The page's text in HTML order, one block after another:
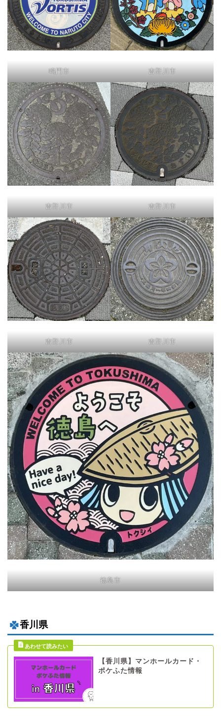
鳴門市 吉野川市
吉野川市 吉野川市
吉野川市 吉野川市
徳島市
香川県
【香川県】マンホールカード・
ポケふた情報